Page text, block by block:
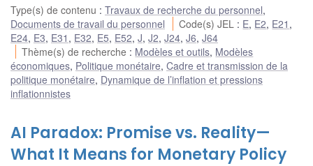
Type(s) de contenu : Travaux de recherche du personnel,
Documents de travail du personnel
Code(s) JEL : E, E2, E21 ,
E24, E3, E31 , E32, E5, E52, J, J2, J24, J6, J64
Thème(s) de recherche : Modèles et outils, Modèles
économiques, Politique monétaire, Cadre et transmission de la
politique monétaire, Dynamique de l’inflation et pressions
inflationnistes
AI Paradox: Promise vs. Reality—
What It Means for Monetary Policy